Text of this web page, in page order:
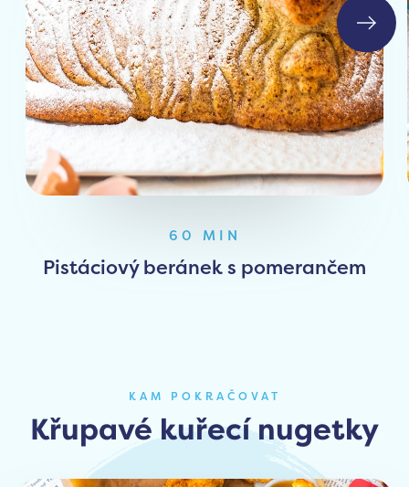
60 MIN
Pistáciový beránek s pomerančem
KAM POKRAČOVAT
Křupavé kuřecí nugetky